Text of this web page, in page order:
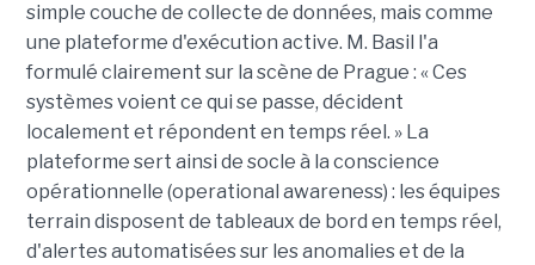
simple couche de collecte de données, mais comme
une plateforme d'exécution active. M. Basil l'a
formulé clairement sur la scène de Prague : « Ces
systèmes voient ce qui se passe, décident
localement et répondent en temps réel. » La
plateforme sert ainsi de socle à la conscience
opérationnelle (operational awareness) : les équipes
terrain disposent de tableaux de bord en temps réel,
d'alertes automatisées sur les anomalies et de la